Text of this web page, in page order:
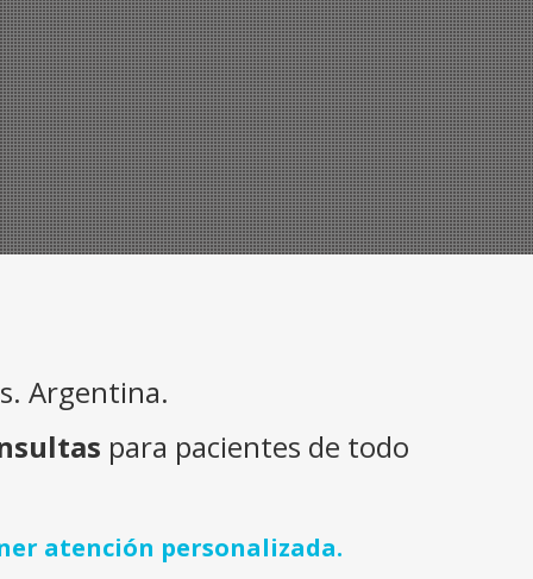
Argentina.
para pacientes de todo
atención personalizada.